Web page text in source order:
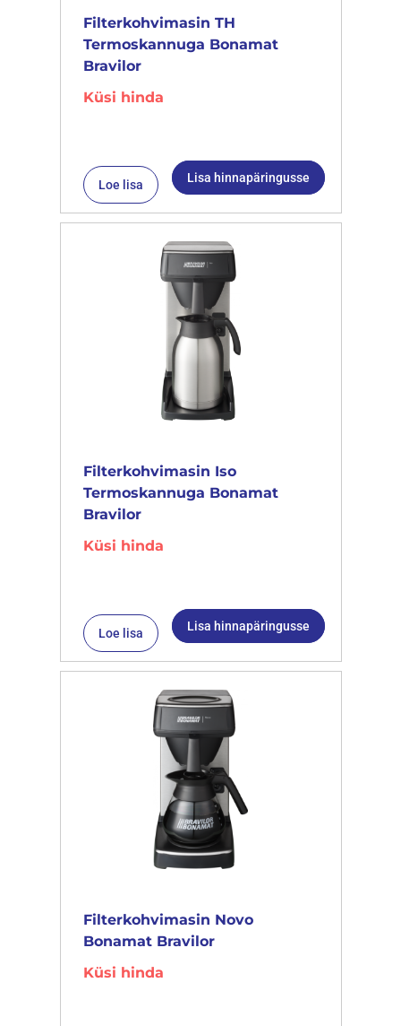
Filterkohvimasin TH
Termoskannuga Bonamat
Bravilor
Küsi hinda
Loe lisa Lisa hinnapäringusse
Filterkohvimasin Iso
Termoskannuga Bonamat
Bravilor
Küsi hinda
Loe lisa Lisa hinnapäringusse
Filterkohvimasin Novo
Bonamat Bravilor
Küsi hinda